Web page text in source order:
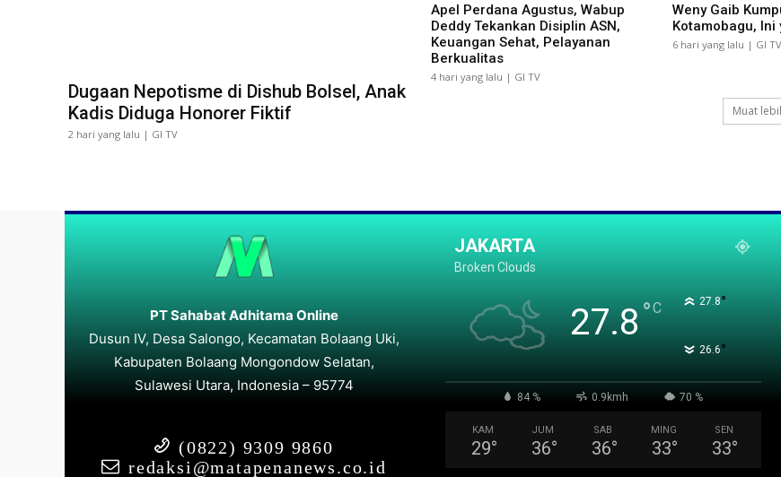
Dugaan Nepotisme di Dishub Bolsel, Anak
Kadis Diduga Honorer Fiktif
2 hari yang lalu | GI TV
Apel Perdana Agustus, Wabup
Deddy Tekankan Disiplin ASN,
Keuangan Sehat, Pelayanan
Berkualitas
4 hari yang lalu | GI TV
Weny Gaib
Kotamobagu, Ini
6 hari yang lalu | GI TV
Muat
PT Sahabat Adhitama Online
Dusun IV, Desa Salongo, Kecamatan Bolaang Uki,
Kabupaten Bolaang Mongondow Selatan,
Sulawesi Utara, Indonesia – 95774
(0822) 9309 9860
redaksi@matapenanews.co.id
JAKARTA
Broken Clouds
27.8°C 27.8°
26.6°
84 % 0.9kmh 70 %
KAM
29°
JUM
36°
SAB
36°
MING
33°
SEN
33°